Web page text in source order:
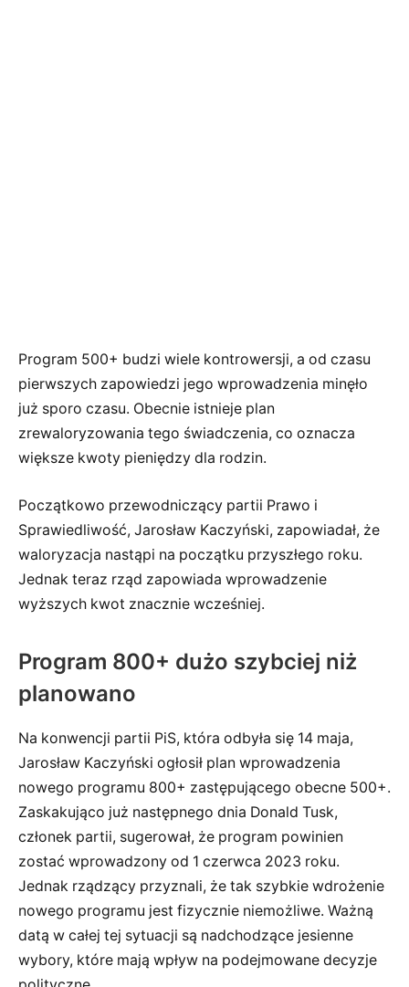
Program 500+ budzi wiele kontrowersji, a od czasu
pierwszych zapowiedzi jego wprowadzenia minęło
już sporo czasu. Obecnie istnieje plan
zrewaloryzowania tego świadczenia, co oznacza
większe kwoty pieniędzy dla rodzin.
Początkowo przewodniczący partii Prawo i
Sprawiedliwość, Jarosław Kaczyński, zapowiadał, że
waloryzacja nastąpi na początku przyszłego roku.
Jednak teraz rząd zapowiada wprowadzenie
wyższych kwot znacznie wcześniej.
Program 800+ dużo szybciej niż
planowano
Na konwencji partii PiS, która odbyła się 14 maja,
Jarosław Kaczyński ogłosił plan wprowadzenia
nowego programu 800+ zastępującego obecne 500+.
Zaskakująco już następnego dnia Donald Tusk,
członek partii, sugerował, że program powinien
zostać wprowadzony od 1 czerwca 2023 roku.
Jednak rządzący przyznali, że tak szybkie wdrożenie
nowego programu jest fizycznie niemożliwe. Ważną
datą w całej tej sytuacji są nadchodzące jesienne
wybory, które mają wpływ na podejmowane decyzje